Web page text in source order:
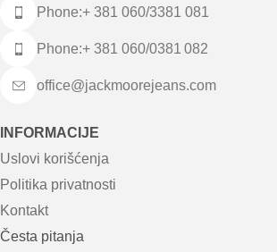
Phone:+ 381 060/3381 081
Phone:+ 381 060/0381 082
office@jackmoorejeans.com
INFORMACIJE
Uslovi korišćenja
Politika privatnosti
Kontakt
Česta pitanja